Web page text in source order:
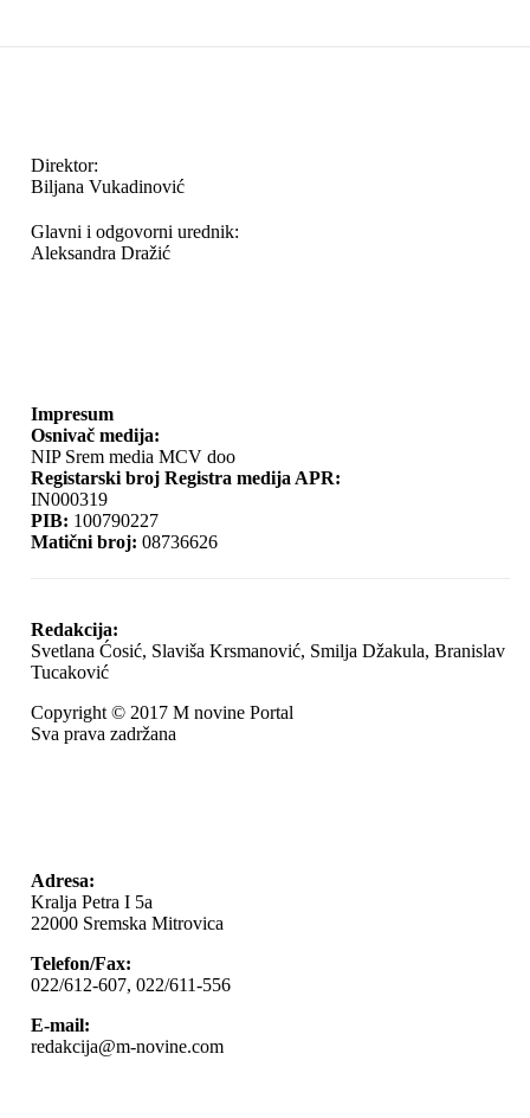
Direktor:
Biljana Vukadinović
Glavni i odgovorni urednik:
Aleksandra Dražić
Impresum
Osnivač medija:
NIP Srem media MCV doo
Registarski broj Registra medija APR:
IN000319
PIB: 100790227
Matični broj: 08736626
Redakcija:
Svetlana Ćosić, Slaviša Krsmanović, Smilja Džakula, Branislav
Tucaković
Copyright © 2017 M novine Portal
Sva prava zadržana
Adresa:
Kralja Petra I 5a
22000 Sremska Mitrovica
Telefon/Fax:
022/612-607, 022/611-556
E-mail:
redakcija@m-novine.com